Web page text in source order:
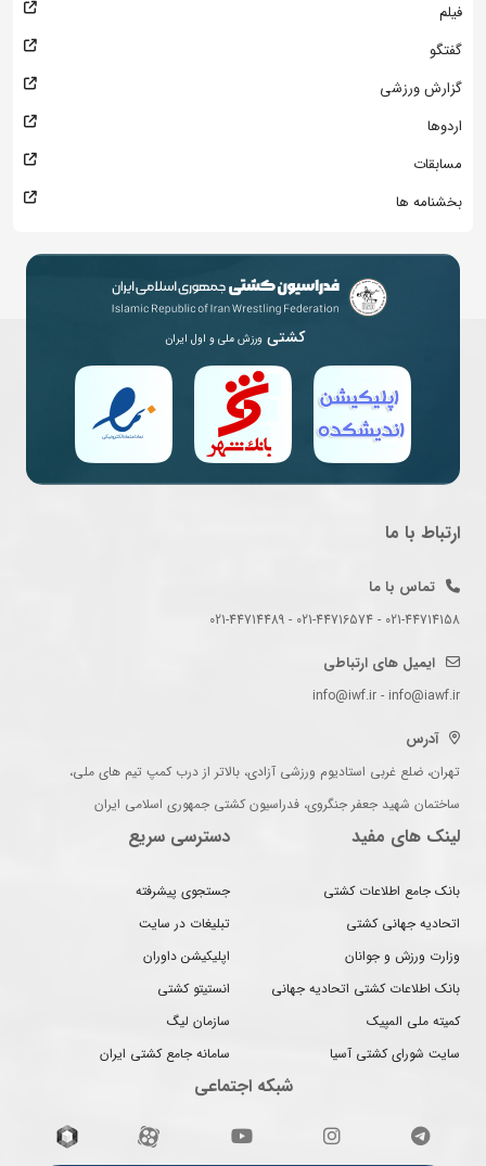
فیلم
گفتگو
گزارش ورزشی
اردوها
مسابقات
بخشنامه ها
کشتی ورزش ملی و اول ایران
ارتباط با ما
تماس با ما
021-44714158 - 021-44716574 - 021-44714489
ایمیل های ارتباطی
info@iwf.ir - info@iawf.ir
آدرس
تهران، ضلع غربی استادیوم ورزشی آزادی، بالاتر از درب کمپ تیم های ملی،
ساختمان شهید جعفر جنگروی، فدراسیون کشتی جمهوری اسلامی ایران
لینک های مفید
بانک جامع اطلاعات کشتی
اتحادیه جهانی کشتی
وزارت ورزش و جوانان
بانک اطلاعات کشتی اتحادیه جهانی
کمیته ملی المپیک
سایت شورای کشتی آسیا
دسترسی سریع
جستجوی پیشرفته
تبلیغات در سایت
اپلیکیشن داوران
انستیتو کشتی
سازمان لیگ
سامانه جامع کشتی ایران
شبکه اجتماعی